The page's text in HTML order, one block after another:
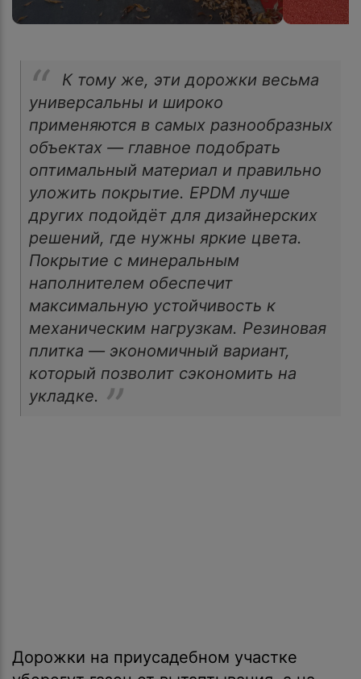
К тому же, эти дорожки весьма
универсальны и широко
применяются в самых разнообразных
объектах — главное подобрать
оптимальный материал и правильно
уложить покрытие. EPDM лучше
других подойдёт для дизайнерских
решений, где нужны яркие цвета.
Покрытие с минеральным
наполнителем обеспечит
максимальную устойчивость к
механическим нагрузкам. Резиновая
плитка — экономичный вариант,
который позволит сэкономить на
укладке.
Дорожки на приусадебном участке